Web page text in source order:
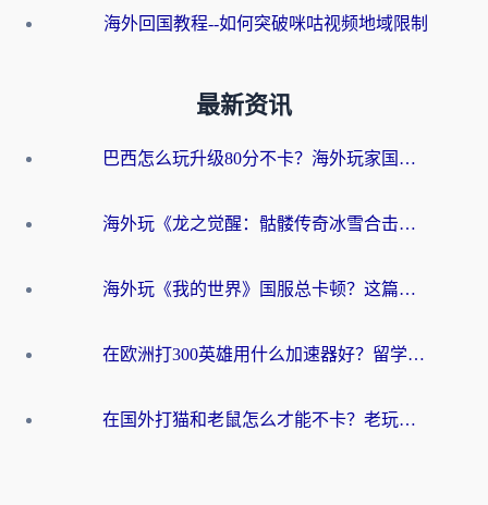
海外回国教程--如何突破咪咕视频地域限制
最新资讯
巴西怎么玩升级80分不卡？海外玩家国服游戏加速器终极指南（附避坑技巧）
海外玩《龙之觉醒：骷髅传奇冰雪合击》延迟高？这篇指南帮你解决卡顿烦恼！
海外玩《我的世界》国服总卡顿？这篇我的世界游戏加速器指南帮你解决所有问题
在欧洲打300英雄用什么加速器好？留学生亲测有效的解决方案来了
在国外打猫和老鼠怎么才能不卡？老玩家亲测的终极加速指南